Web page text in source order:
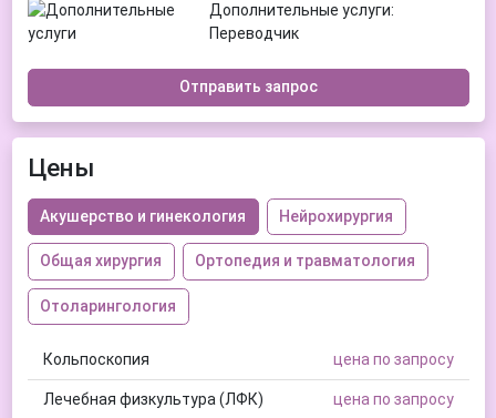
Дополнительные услуги:
Переводчик
Отправить запрос
Цены
Акушерство и гинекология Нейрохирургия
Общая хирургия Ортопедия и травматология
Отоларингология
Кольпоскопия цена по запросу
Лечебная физкультура (ЛФК) цена по запросу